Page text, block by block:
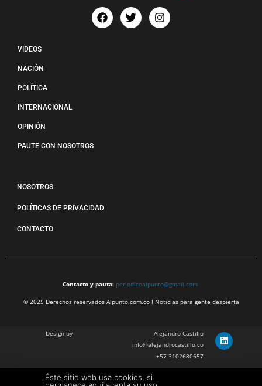
VIDEOS
NACIÓN
POLÍTICA
INTERNACIONAL
OPINIÓN
PAUTE CON NOSOTROS
NOSOTROS
POLÍTICAS DE PRIVACIDAD
CONTACTO
Contacto y pauta: periodicoalpunto@gmail.com
© 2025 Derechos reservados Alpunto.com.co l Noticias para gente despierta
Design by
Alejandro Castillo
info@alejandrocastillo.co
+57 3102680657
Julian Barragan Verano
Éste sitio web usa cookies, si